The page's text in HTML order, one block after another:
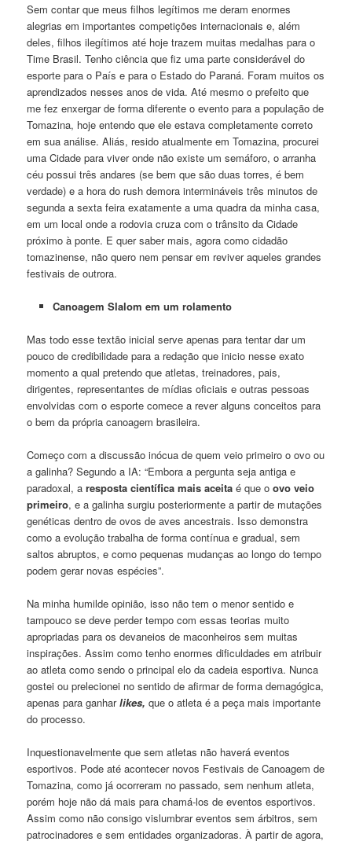
Sem contar que meus filhos legítimos me deram enormes
alegrias em importantes competições internacionais e, além
deles, filhos ilegítimos até hoje trazem muitas medalhas para o
Time Brasil. Tenho ciência que fiz uma parte considerável do
esporte para o País e para o Estado do Paraná. Foram muitos os
aprendizados nesses anos de vida. Até mesmo o prefeito que
me fez enxergar de forma diferente o evento para a população de
Tomazina, hoje entendo que ele estava completamente correto
em sua análise. Aliás, resido atualmente em Tomazina, procurei
uma Cidade para viver onde não existe um semáforo, o arranha
céu possui três andares (se bem que são duas torres, é bem
verdade) e a hora do rush demora intermináveis três minutos de
segunda a sexta feira exatamente a uma quadra da minha casa,
em um local onde a rodovia cruza com o trânsito da Cidade
próximo à ponte. E quer saber mais, agora como cidadão
tomazinense, não quero nem pensar em reviver aqueles grandes
festivais de outrora.
Canoagem Slalom em um rolamento
Mas todo esse textão inicial serve apenas para tentar dar um
pouco de credibilidade para a redação que inicio nesse exato
momento a qual pretendo que atletas, treinadores, pais,
dirigentes, representantes de mídias oficiais e outras pessoas
envolvidas com o esporte comece a rever alguns conceitos para
o bem da própria canoagem brasileira.
Começo com a discussão inócua de quem veio primeiro o ovo ou
a galinha? Segundo a IA: “Embora a pergunta seja antiga e
paradoxal, aresposta científica mais aceita é que oovo veio
primeiro, e a galinha surgiu posteriormente a partir de mutações
genéticas dentro de ovos de aves ancestrais. Isso demonstra
como a evolução trabalha de forma contínua e gradual, sem
saltos abruptos, e como pequenas mudanças ao longo do tempo
podem gerar novas espécies”.
Na minha humilde opinião, isso não tem o menor sentido e
tampouco se deve perder tempo com essas teorias muito
apropriadas para os devaneios de maconheiros sem muitas
inspirações. Assim como tenho enormes dificuldades em atribuir
ao atleta como sendo o principal elo da cadeia esportiva. Nunca
gostei ou prelecionei no sentido de afirmar de forma demagógica,
apenas para ganharlikes, que o atleta é a peça mais importante
do processo.
Inquestionavelmente que sem atletas não haverá eventos
esportivos. Pode até acontecer novos Festivais de Canoagem de
Tomazina, como já ocorreram no passado, sem nenhum atleta,
porém hoje não dá mais para chamá-los de eventos esportivos.
Assim como não consigo vislumbrar eventos sem árbitros, sem
patrocinadores e sem entidades organizadoras. À partir de agora,